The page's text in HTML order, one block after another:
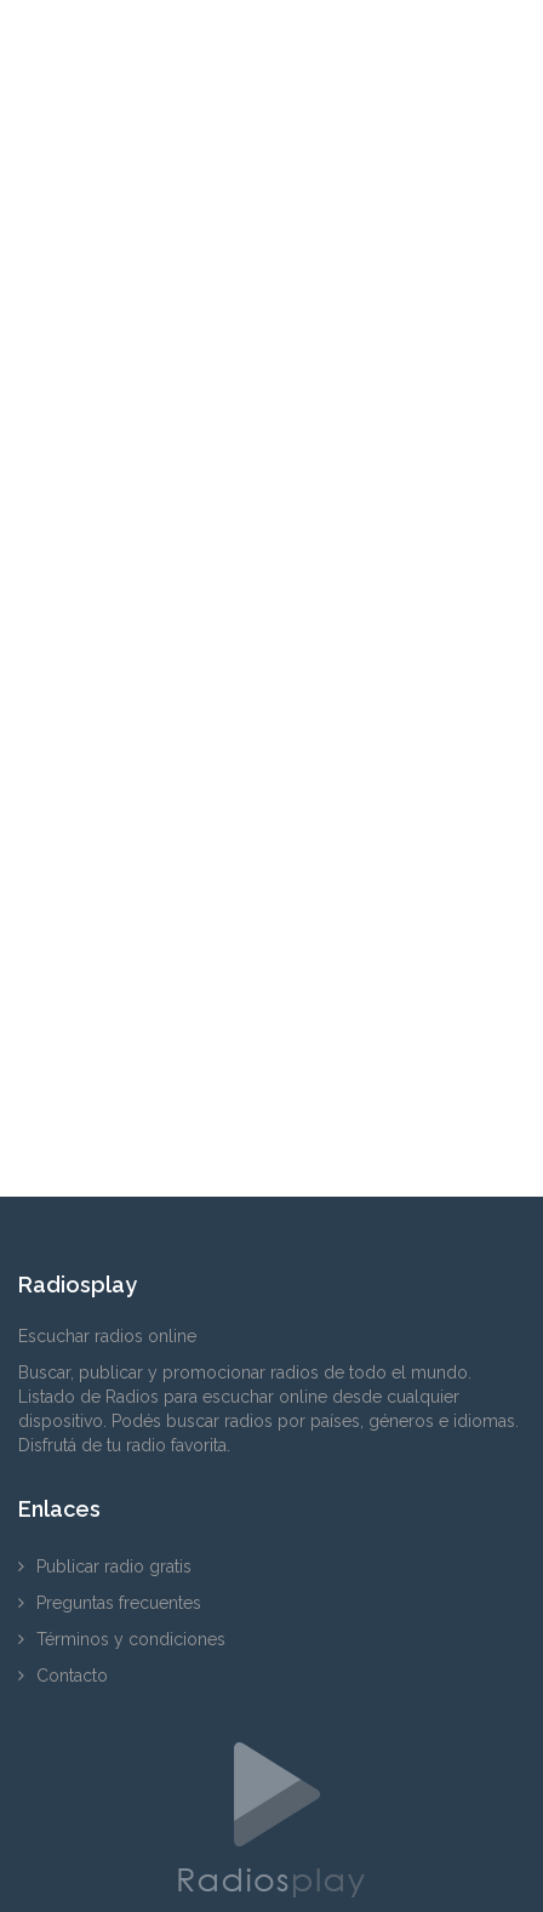
Radiosplay
Escuchar radios online
Buscar, publicar y promocionar radios de todo el mundo.
Listado de Radios para escuchar online desde cualquier
dispositivo. Podés buscar radios por países, géneros e idiomas.
Disfrutá de tu radio favorita.
Enlaces
Publicar radio gratis
Preguntas frecuentes
Términos y condiciones
Contacto